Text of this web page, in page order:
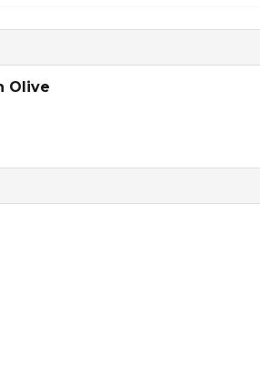
Olive
dette produkt...